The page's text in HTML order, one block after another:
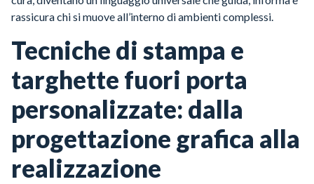
rassicura chi si muove all’interno di ambienti complessi.
Tecniche di stampa e
targhette fuori porta
personalizzate: dalla
progettazione grafica alla
realizzazione